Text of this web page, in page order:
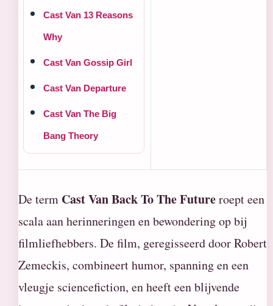
Cast Van 13 Reasons
Why
Cast Van Gossip Girl
Cast Van Departure
Cast Van The Big
Bang Theory
De term Cast Van Back To The Futureroept een
scala aan herinneringen en bewondering op bij
filmliefhebbers. De film, geregisseerd door Robert
Zemeckis, combineert humor, spanning en een
vleugje sciencefiction, en heeft een blijvende